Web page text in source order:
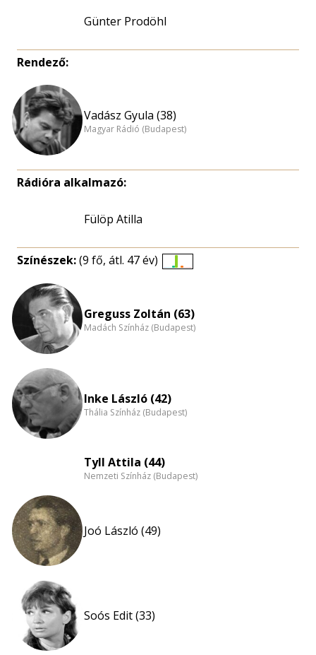
Günter Prodöhl
Rendező:
Vadász Gyula (38)
Magyar Rádió (Budapest)
Rádióra alkalmazó:
Fülöp Atilla
Színészek:(9 fő, átl. 47 év)
nagyítása
Greguss Zoltán (63)
Madách Színház (Budapest)
Inke László (42)
Thália Színház (Budapest)
Tyll Attila (44)
Nemzeti Színház (Budapest)
Joó László (49)
Soós Edit (33)